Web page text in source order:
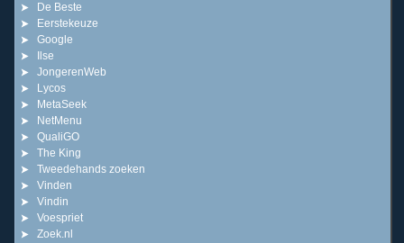
De Beste
Eerstekeuze
Google
Ilse
JongerenWeb
Lycos
MetaSeek
NetMenu
QualiGO
The King
Tweedehands zoeken
Vinden
Vindin
Voespriet
Zoek.nl